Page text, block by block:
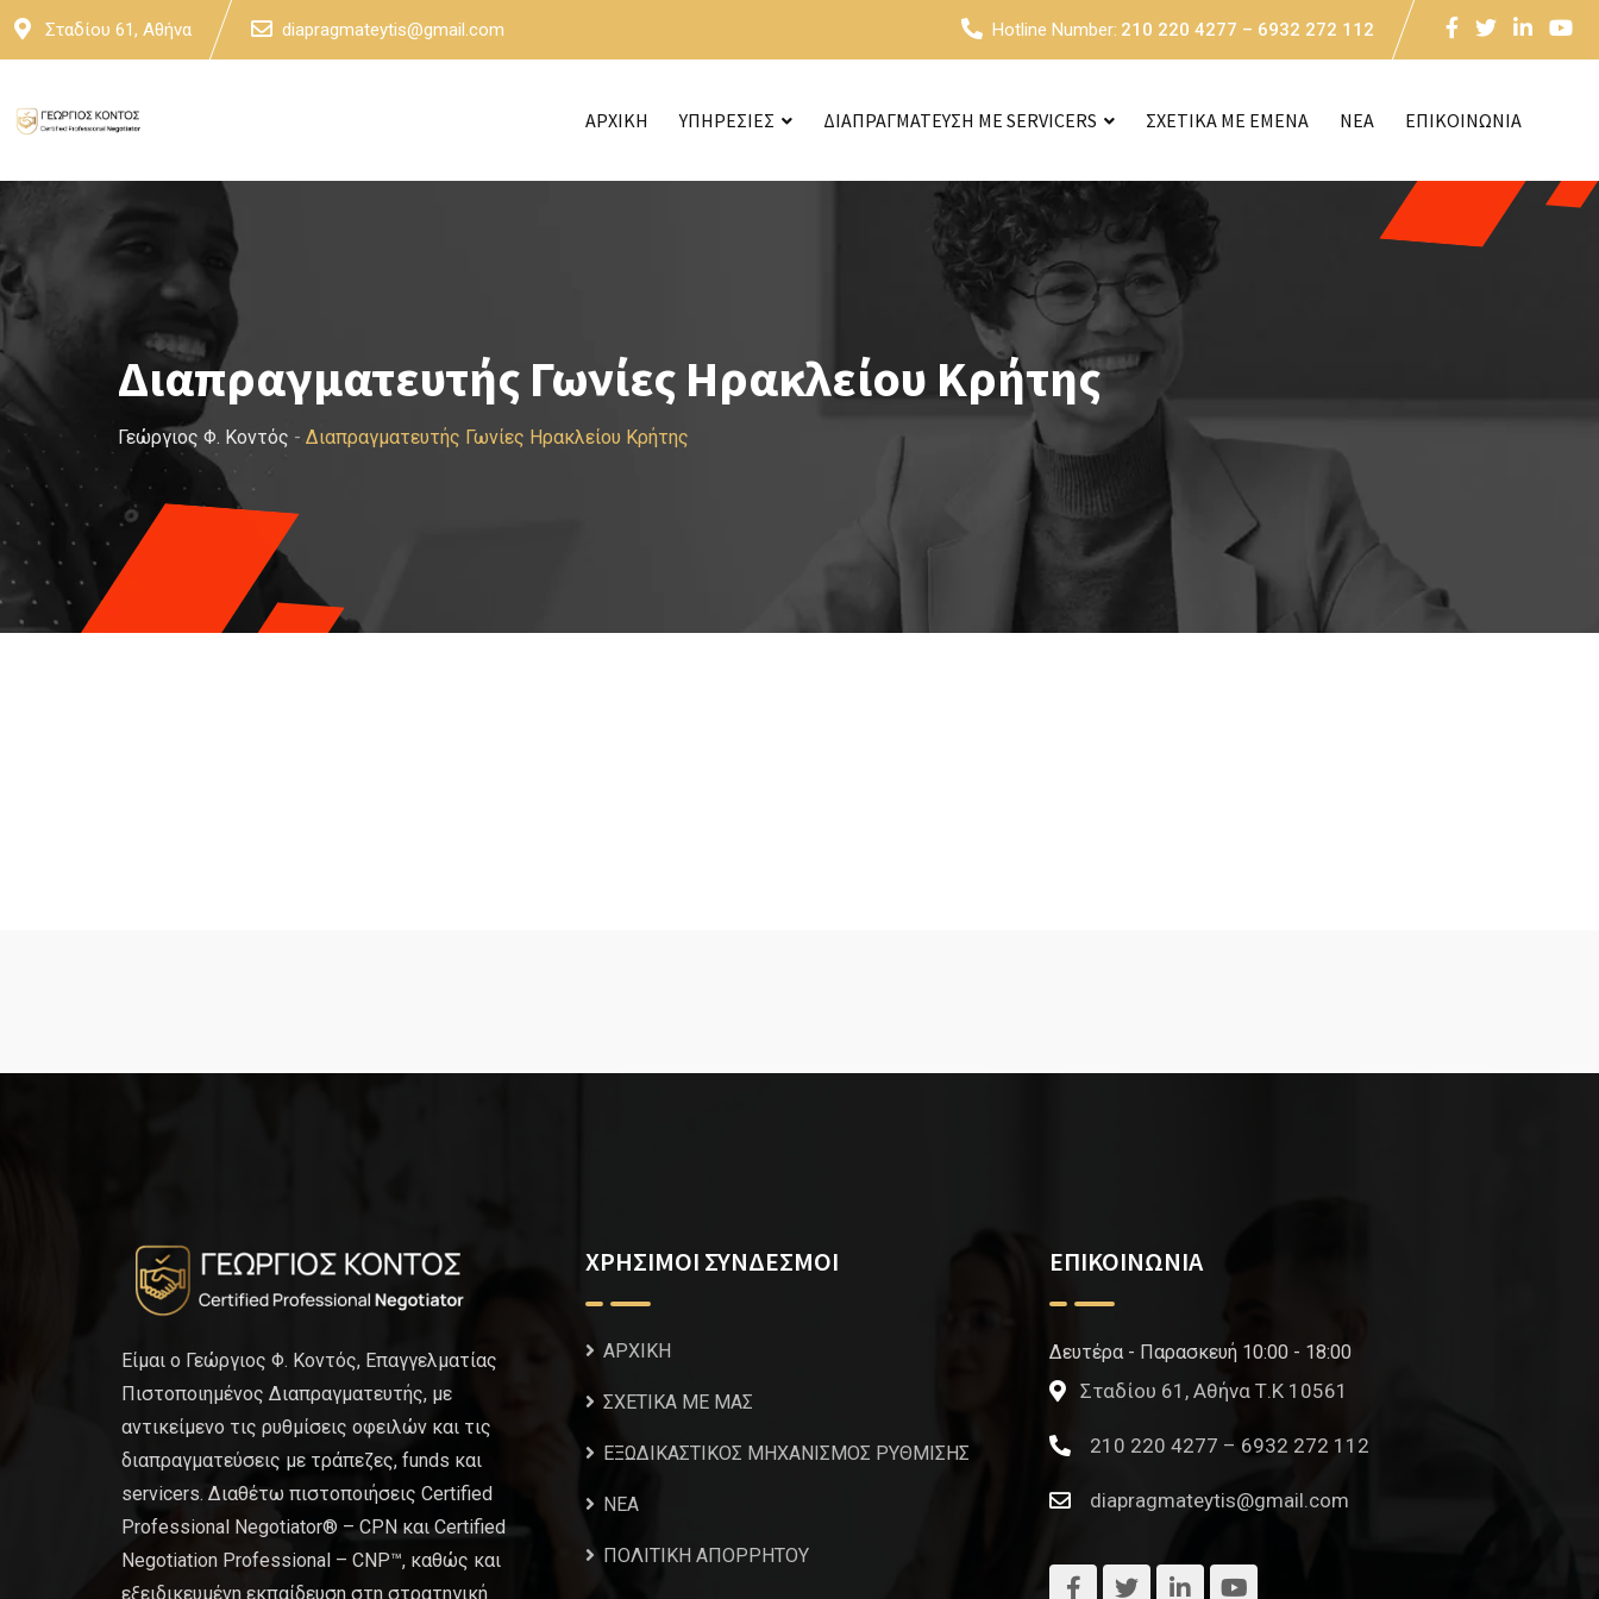
Skip
Σταδίου 61, Αθήνα diapragmateytis@gmail.com Hotline Number: 210 220 4277 – 6932 272 112
ΑΡΧΙΚΗ ΥΠΗΡΕΣΙΕΣ ΔΙΑΠΡΑΓΜΑΤΕΥΣΗ ΜΕ SERVICERS ΣΧΕΤΙΚΑ ΜΕ ΕΜΕΝΑ NEA ΕΠΙΚΟΙΝΩΝΙΑ
Διαπραγματευτής Γωνίες Ηρακλείου Κρήτης
Γεώργιος Φ. Κοντός - Διαπραγματευτής Γωνίες Ηρακλείου Κρήτης
Είμαι ο Γεώργιος Φ. Κοντός, Επαγγελματίας
Πιστοποιημένος Διαπραγματευτής, με
αντικείμενο τις ρυθμίσεις οφειλών και τις
διαπραγματεύσεις με τράπεζες, funds και
servicers. Διαθέτω πιστοποιήσεις Certified
Professional Negotiator® – CPN και Certified
Negotiation Professional – CNP™, καθώς και
εξειδικευμένη εκπαίδευση στη στρατηγική
ΧΡΗΣΙΜΟΙ ΣΥΝΔΕΣΜΟΙ
ΑΡΧΙΚΗ
ΣΧΕΤΙΚΑ ΜΕ ΜΑΣ
ΕΞΩΔΙΚΑΣΤΙΚΟΣ ΜΗΧΑΝΙΣΜΟΣ ΡΥΘΜΙΣΗΣ
NEA
ΠΟΛΙΤΙΚΗ ΑΠΟΡΡΗΤΟΥ
ΕΠΙΚΟΙΝΩΝΙΑ
Δευτέρα - Παρασκευή 10:00 - 18:00
Σταδίου 61, Αθήνα Τ.Κ 10561
210 220 4277 – 6932 272 112
diapragmateytis@gmail.com